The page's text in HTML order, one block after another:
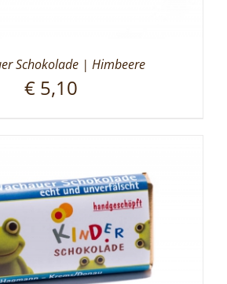
Schokolade | Himbeere
€ 5,10